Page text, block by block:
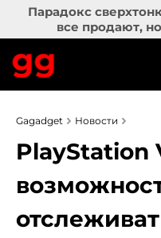
Парадокс
все продают,
Gagadget Новости
PlayStation